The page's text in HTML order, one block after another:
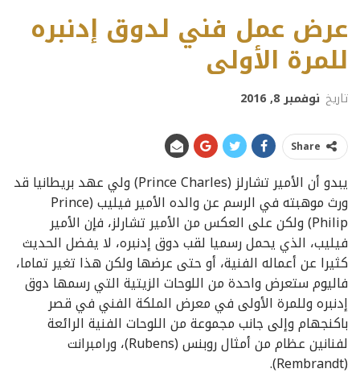
عرض عمل فني لدوق إدنبره
للمرة الأولى
تاريخ نوفمبر 8, 2016
Share
يبدو أن الأمير تشارلز (Prince Charles) ولي عهد بريطانيا قد
ورث موهبته في الرسم عن والده الأمير فيليب (Prince
Philip) ولكن على العكس من الأمير تشارلز، فإن الأمير
فيليب، الذي يحمل رسميا لقب دوق إدنبره، لا يفضل الحديث
كثيرا عن أعماله الفنية، أو حتى عرضها ولكن هذا تغير تماما،
فاليوم ستعرض واحدة من اللوحات الزيتية التي رسمها دوق
إدنبره وللمرة الأولى في معرض الملكة الفني في قصر
باكنجهام وإلى جانب مجموعة من اللوحات الفنية الرائعة
لفنانين عظام من أمثال روبنس (Rubens)، ورامبرانت
(Rembrandt).